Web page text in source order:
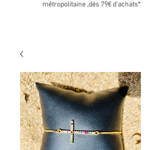
métropolitaine ,dés 79€ d'achats*